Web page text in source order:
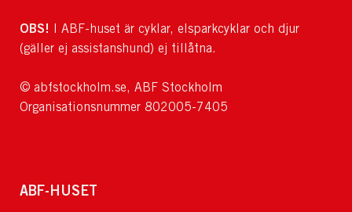
OBS!
I ABF-huset är cyklar, elsparkcyklar och djur
(gäller ej assistanshund) ej tillåtna.
© abfstockholm.se, ABF Stockholm
Organisationsnummer 802005-7405
ABF-HUSET